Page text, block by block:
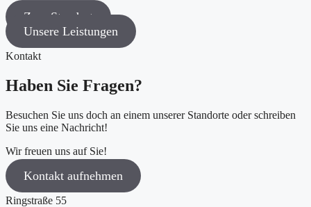
Zum Standort
Unsere Leistungen
Kontakt
Haben Sie Fragen?
Besuchen Sie uns doch an einem unserer Standorte oder schreiben
Sie uns eine Nachricht!
Wir freuen uns auf Sie!
Kontakt aufnehmen
Ringstraße 55